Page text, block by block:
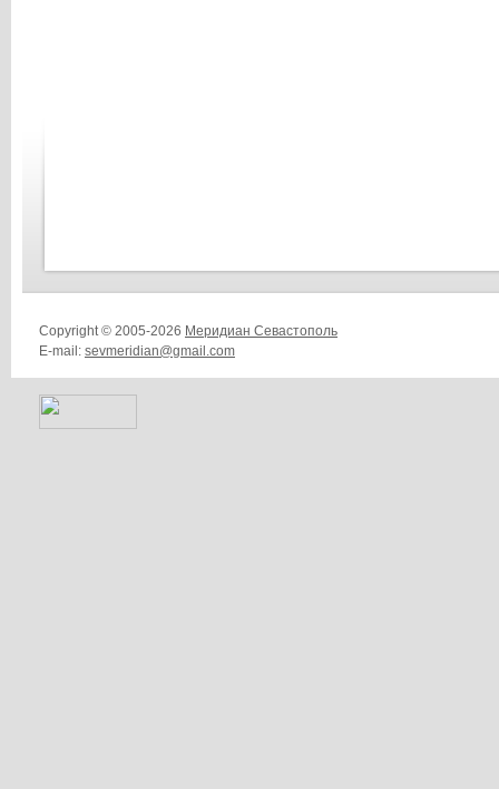
Copyright © 2005-2026 Меридиан Севастополь
E-mail: sevmeridian@gmail.com